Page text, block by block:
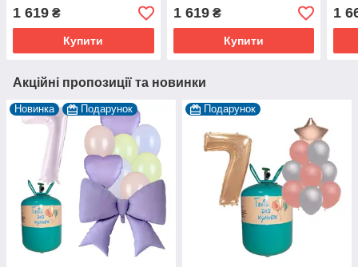
1 619 ₴
Купити
1 619₴
Купити
1
Акційні пропозиції та новинки
Новинка Подарунок Подарунок